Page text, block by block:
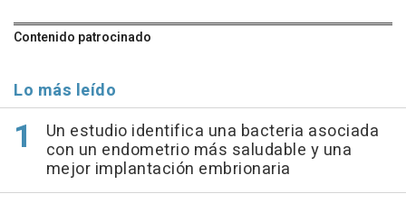
Contenido patrocinado
Lo más leído
Un estudio identifica una bacteria asociada
con un endometrio más saludable y una
mejor implantación embrionaria